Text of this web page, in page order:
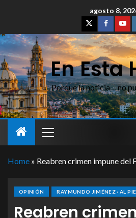
agosto 8,
En Esta
Porque la noticia… no
Home » Reabren crimen impune del
OPINIÓN RAYMUNDO JIMÉNEZ · AL
Reabren